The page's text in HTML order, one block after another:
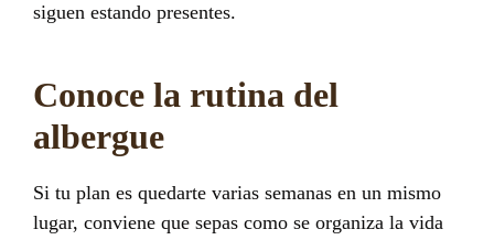
siguen estando presentes.
Conoce la rutina del
albergue
Si tu plan es quedarte varias semanas en un mismo
lugar, conviene que sepas como se organiza la vida